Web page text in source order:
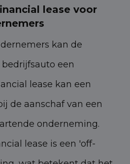
lease voor
kan de
een
lease kan een
de aanschaf van een
onderneming.
lease is een 'off-